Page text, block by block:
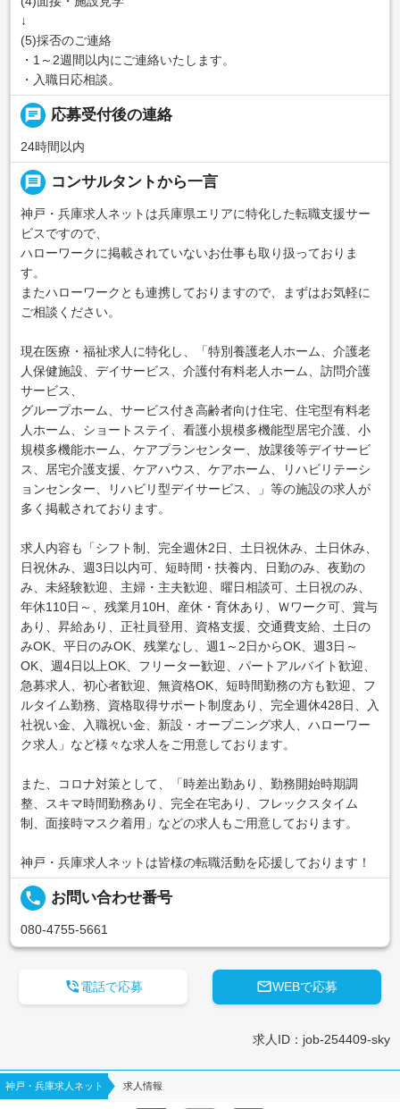
↓
(5)採否のご連絡
・1～2週間以内にご連絡いたします。
・入職日応相談。
chat 応募受付後の連絡
24時間以内
message コンサルタントから一言
神戸・兵庫求人ネットは兵庫県エリアに特化した転職支援サー
ビスですので、
ハローワークに掲載されていないお仕事も取り扱っておりま
す。
またハローワークとも連携しておりますので、まずはお気軽に
ご相談ください。
現在医療・福祉求人に特化し、「特別養護老人ホーム、介護老
人保健施設、デイサービス、介護付有料老人ホーム、訪問介護
サービス、
グループホーム、サービス付き高齢者向け住宅、住宅型有料老
人ホーム、ショートステイ、看護小規模多機能型居宅介護、小
規模多機能ホーム、ケアプランセンター、放課後等デイサービ
ス、居宅介護支援、ケアハウス、ケアホーム、リハビリテーシ
ョンセンター、リハビリ型デイサービス、」等の施設の求人が
多く掲載されております。
求人内容も「シフト制、完全週休2日、土日祝休み、土日休み、
日祝休み、週3日以内可、短時間・扶養内、日勤のみ、夜勤の
み、未経験歓迎、主婦・主夫歓迎、曜日相談可、土日祝のみ、
年休110日～、残業月10H、産休・育休あり、Ｗワーク可、賞与
あり、昇給あり、正社員登用、資格支援、交通費支給、土日の
みOK、平日のみOK、残業なし、週1～2日からOK、週3日～
OK、週4日以上OK、フリーター歓迎、パートアルバイト歓迎、
急募求人、初心者歓迎、無資格OK、短時間勤務の方も歓迎、フ
ルタイム勤務、資格取得サポート制度あり、完全週休428日、入
社祝い金、入職祝い金、新設・オープニング求人、ハローワー
ク求人」など様々な求人をご用意しております。
また、コロナ対策として、「時差出勤あり、勤務開始時期調
整、スキマ時間勤務あり、完全在宅あり、フレックスタイム
制、面接時マスク着用」などの求人もご用意しております。
神戸・兵庫求人ネットは皆様の転職活動を応援しております！
local_phone お問い合わせ番号
080-4755-5661
WEBで応募
電話で応募
求人ID：job-254409-sky
神戸・兵庫求人ネット 求人情報